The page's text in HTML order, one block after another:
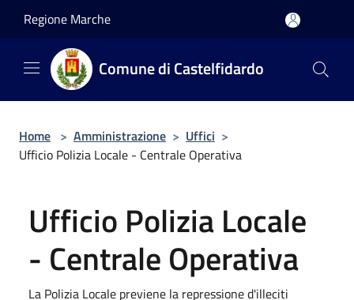
Regione Marche
Comune di Castelfidardo
Home > Amministrazione > Uffici >
Ufficio Polizia Locale - Centrale Operativa
Ufficio Polizia Locale
- Centrale Operativa
La Polizia Locale previene la repressione d'illeciti